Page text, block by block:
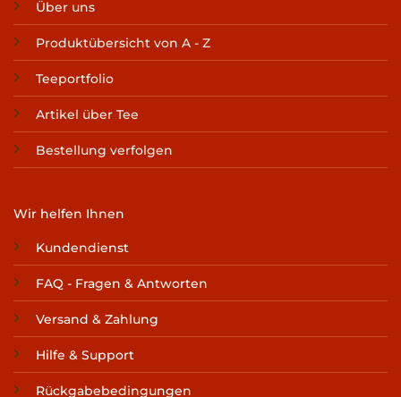
Über uns
Produktübersicht von A - Z
Teeportfolio
Artikel über Tee
Bestellung verfolgen
Wir helfen Ihnen
Kundendienst
FAQ - Fragen & Antworten
Versand & Zahlung
Hilfe & Support
Rückgabebedingungen